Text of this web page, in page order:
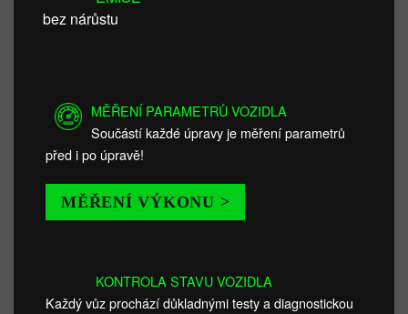
bez nárůstu
MĚŘENÍ PARAMETRŮ VOZIDLA
Součástí každé úpravy je měření parametrů
před i po úpravě!
MĚŘENÍ VÝKONU >
KONTROLA STAVU VOZIDLA
Každý vůz prochází důkladnými testy a diagnostickou